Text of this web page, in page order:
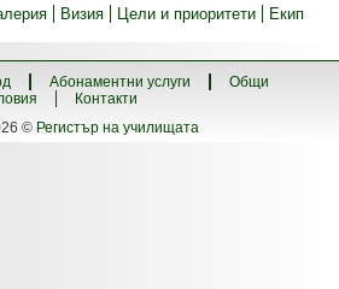
Визия Цели и приоритети Екип
Абонаментни услуги
Общи
Контакти
© Регистър на училищата